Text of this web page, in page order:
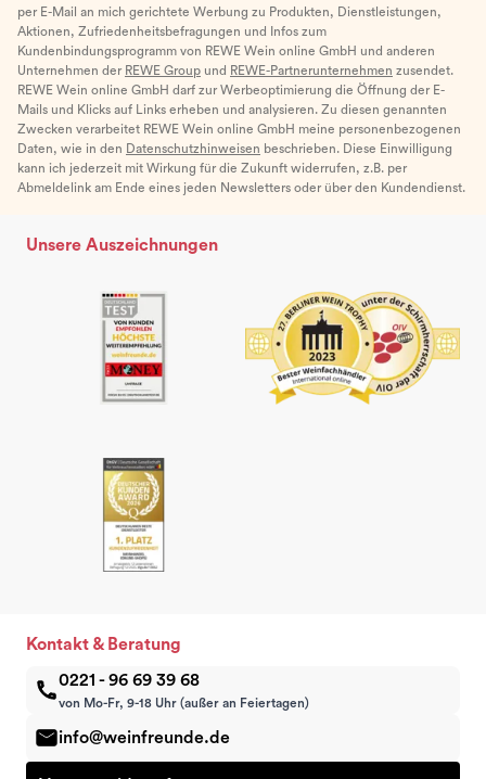
per E-Mail an mich gerichtete Werbung zu Produkten, Dienstleistungen,
Aktionen, Zufriedenheitsbefragungen und Infos zum
Kundenbindungsprogramm von REWE Wein online GmbH und anderen
Unternehmen der REWE Group und REWE-Partnerunternehmen zusendet.
REWE Wein online GmbH darf zur Werbeoptimierung die Öffnung der E-
Mails und Klicks auf Links erheben und analysieren. Zu diesen genannten
Zwecken verarbeitet REWE Wein online GmbH meine personenbezogenen
Daten, wie in den Datenschutzhinweisen beschrieben. Diese Einwilligung
kann ich jederzeit mit Wirkung für die Zukunft widerrufen, z.B. per
Abmeldelink am Ende eines jeden Newsletters oder über den Kundendienst.
Unsere Auszeichnungen
Kontakt & Beratung
0221 - 96 69 39 68
von Mo-Fr, 9-18 Uhr (außer an Feiertagen)
info@weinfreunde.de